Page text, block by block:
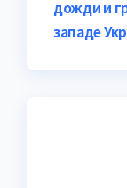
по
дожди и
западе